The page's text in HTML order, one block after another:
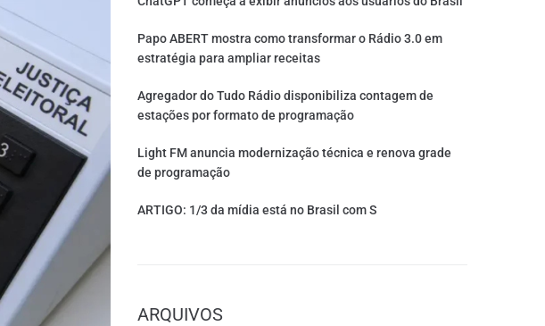
Papo ABERT mostra como transformar o Rádio 3.0 em
estratégia para ampliar receitas
Agregador do Tudo Rádio disponibiliza contagem de
estações por formato de programação
Light FM anuncia modernização técnica e renova grade
de programação
ARTIGO: 1/3 da mídia está no Brasil com S
ARQUIVOS